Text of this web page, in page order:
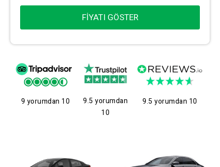
FIYATI GÖSTER
9 yorumdan 10
9.5 yorumdan
10
9.5 yorumdan 10